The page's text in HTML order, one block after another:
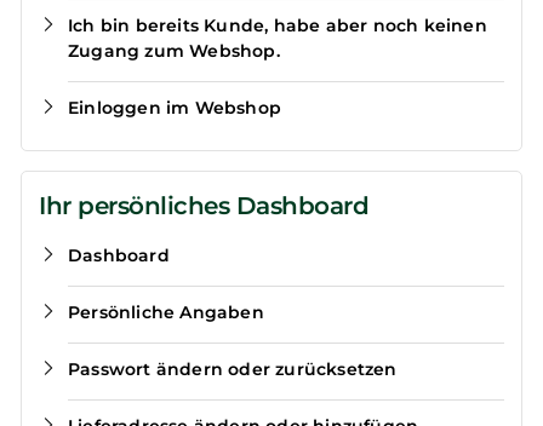
Ich bin bereits Kunde, habe aber noch keinen
Zugang zum Webshop.
Einloggen im Webshop
Ihr persönliches Dashboard
Dashboard
Persönliche Angaben
Passwort ändern oder zurücksetzen